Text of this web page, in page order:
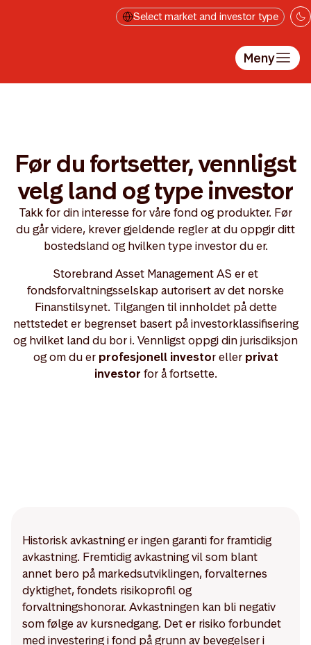
Hopp til hovedinnholdet Select market and investor type
Meny
Før du fortsetter, vennligst
velg land og type investor
Takk for din interesse for våre fond og produkter. Før
du går videre, krever gjeldende regler at du oppgir ditt
bostedsland og hvilken type investor du er.
Storebrand Asset Management AS er et
fondsforvaltningsselskap autorisert av det norske
Finanstilsynet. Tilgangen til innholdet på dette
nettstedet er begrenset basert på investorklassifisering
og hvilket land du bor i. Vennligst oppgi din jurisdiksjon
og om du er profesjonell investor eller privat
investor for å fortsette.
Historisk avkastning er ingen garanti for framtidig
avkastning. Fremtidig avkastning vil som blant
annet bero på markedsutviklingen, forvalternes
dyktighet, fondets risikoprofil og
forvaltningshonorar. Avkastningen kan bli negativ
som følge av kursnedgang. Det er risiko forbundet
med investering i fond på grunn av bevegelser i